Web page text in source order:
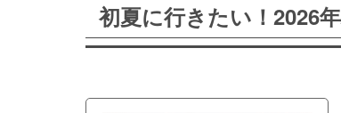
初夏に行きたい！2026